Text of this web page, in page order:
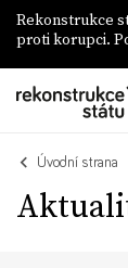
Rekonstrukce
proti korupci.
Úvodní strana